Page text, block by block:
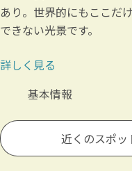
あり。世界的にもここだ
できない光景です。
詳しく見る
基本情報
近くのスポッ